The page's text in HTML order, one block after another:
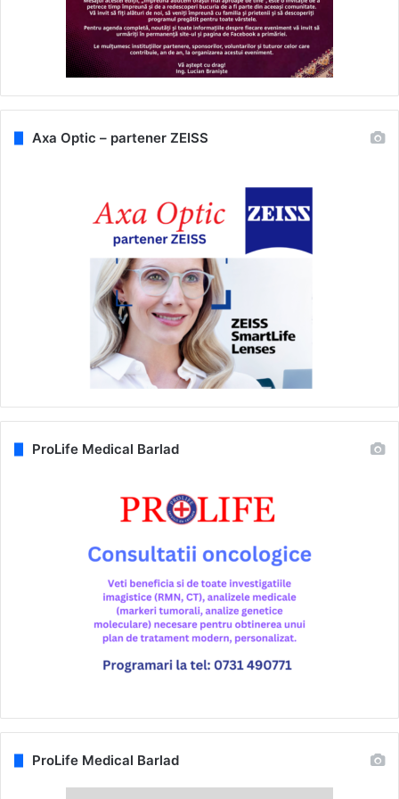
Axa Optic – partener ZEISS
ProLife Medical Barlad
ProLife Medical Barlad